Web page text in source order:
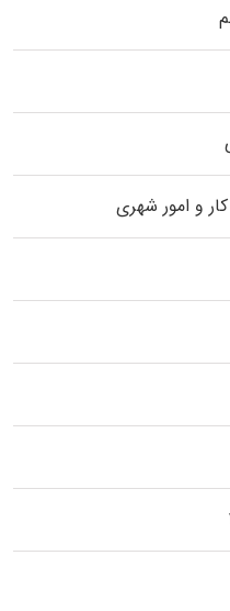
و امور شهری